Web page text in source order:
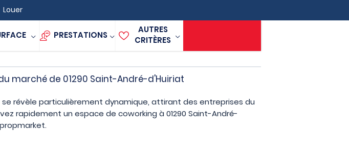
Louer
PRESTATIONS
AUTRES
CRITÈRES
marché de 01290 Saint-André-d'Huiriat
révèle particulièrement dynamique, attirant des entreprises du
rapidement un espace de coworking à 01290 Saint-André-